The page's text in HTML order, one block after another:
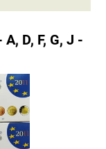
D, F, G, J -